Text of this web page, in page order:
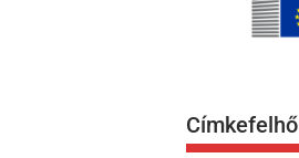
Címkefelhő